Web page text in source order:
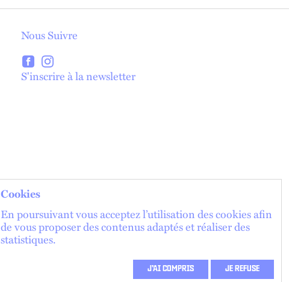
Nous Suivre
lien externe
S'inscrire à la newsletterlien externe
Cookies
En poursuivant vous acceptez l’utilisation des cookies afin
de vous proposer des contenus adaptés et réaliser des
statistiques.
J’AI COMPRIS JE REFUSE